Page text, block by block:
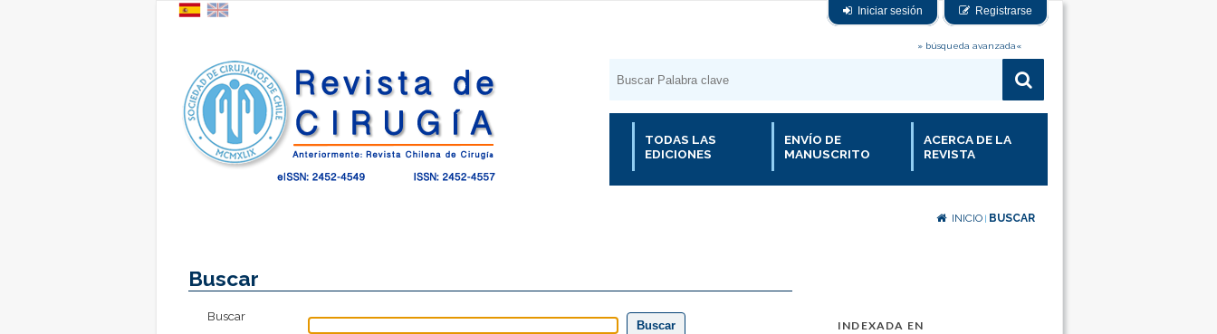
Iniciar sesión Registrarse
» búsqueda avanzada«
TODAS LAS
EDICIONES
ENVÍO DE
MANUSCRITO
ACERCA DE LA
REVISTA
INICIO BUSCAR
INDEXADA EN
Buscar
Buscar